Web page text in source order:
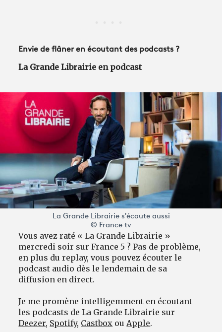
Envie de flâner en écoutant des podcasts ?
La Grande Librairie en podcast
La Grande Librairie s'écoute aussi
© France tv
Vous avez raté « La Grande Librairie »
mercredi soir sur France 5 ? Pas de problème,
en plus du replay, vous pouvez écouter le
podcast audio dès le lendemain de sa
diffusion en direct.
Je me promène intelligemment en écoutant
les podcasts de La Grande Librairie sur
Deezer, Spotify, Castbox ou Apple.